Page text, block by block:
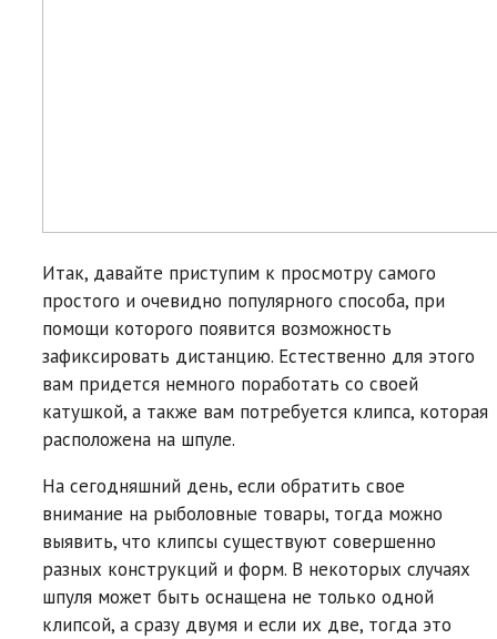
Итак, давайте приступим к просмотру самого
простого и очевидно популярного способа, при
помощи которого появится возможность
зафиксировать дистанцию. Естественно для этого
вам придется немного поработать со своей
катушкой, а также вам потребуется клипса, которая
расположена на шпуле.
На сегодняшний день, если обратить свое
внимание на рыболовные товары, тогда можно
выявить, что клипсы существуют совершенно
разных конструкций и форм. В некоторых случаях
шпуля может быть оснащена не только одной
клипсой, а сразу двумя и если их две, тогда это